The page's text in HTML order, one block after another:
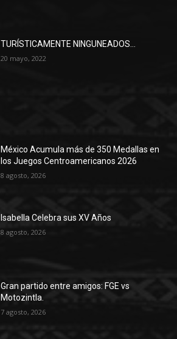
TURÍSTICAMENTE NINGUNEADOS…
20 mayo, 2022
México Acumula más de 350 Medallas en
los Juegos Centroamericanos 2026
8 agosto, 2026
Isabella Celebra sus XV Años
8 agosto, 2026
Gran partido entre amigos: FGE vs
Motozintla.
7 agosto, 2026